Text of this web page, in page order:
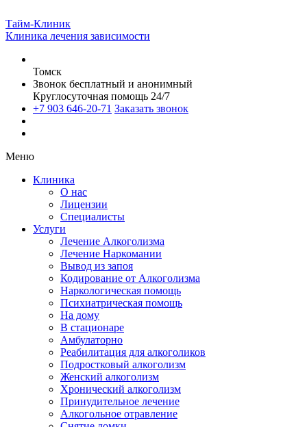
Тайм-Клиник
Клиника лечения зависимости
Томск
Звонок бесплатный и анонимный
Круглосуточная помощь 24/7
+7 903 646-20-71 Заказать звонок
Меню
Клиника
О нас
Лицензии
Специалисты
Услуги
Лечение Алкоголизма
Лечение Наркомании
Вывод из запоя
Кодирование от Алкоголизма
Наркологическая помощь
Психиатрическая помощь
На дому
В стационаре
Амбулаторно
Реабилитация для алкоголиков
Подростковый алкоголизм
Женский алкоголизм
Хронический алкоголизм
Принудительное лечение
Алкогольное отравление